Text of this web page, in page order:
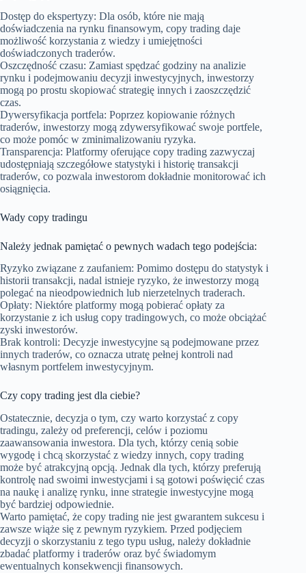
Dostęp do ekspertyzy: Dla osób, które nie mają
doświadczenia na rynku finansowym, copy trading daje
możliwość korzystania z wiedzy i umiejętności
doświadczonych traderów.
Oszczędność czasu: Zamiast spędzać godziny na analizie
rynku i podejmowaniu decyzji inwestycyjnych, inwestorzy
mogą po prostu skopiować strategię innych i zaoszczędzić
czas.
Dywersyfikacja portfela: Poprzez kopiowanie różnych
traderów, inwestorzy mogą zdywersyfikować swoje portfele,
co może pomóc w zminimalizowaniu ryzyka.
Transparencja: Platformy oferujące copy trading zazwyczaj
udostępniają szczegółowe statystyki i historię transakcji
traderów, co pozwala inwestorom dokładnie monitorować ich
osiągnięcia.
Wady copy tradingu
Należy jednak pamiętać o pewnych wadach tego podejścia:
Ryzyko związane z zaufaniem: Pomimo dostępu do statystyk i
historii transakcji, nadal istnieje ryzyko, że inwestorzy mogą
polegać na nieodpowiednich lub nierzetelnych traderach.
Opłaty: Niektóre platformy mogą pobierać opłaty za
korzystanie z ich usług copy tradingowych, co może obciążać
zyski inwestorów.
Brak kontroli: Decyzje inwestycyjne są podejmowane przez
innych traderów, co oznacza utratę pełnej kontroli nad
własnym portfelem inwestycyjnym.
Czy copy trading jest dla ciebie?
Ostatecznie, decyzja o tym, czy warto korzystać z copy
tradingu, zależy od preferencji, celów i poziomu
zaawansowania inwestora. Dla tych, którzy cenią sobie
wygodę i chcą skorzystać z wiedzy innych, copy trading
może być atrakcyjną opcją. Jednak dla tych, którzy preferują
kontrolę nad swoimi inwestycjami i są gotowi poświęcić czas
na naukę i analizę rynku, inne strategie inwestycyjne mogą
być bardziej odpowiednie.
Warto pamiętać, że copy trading nie jest gwarantem sukcesu i
zawsze wiąże się z pewnym ryzykiem. Przed podjęciem
decyzji o skorzystaniu z tego typu usług, należy dokładnie
zbadać platformy i traderów oraz być świadomym
ewentualnych konsekwencji finansowych.